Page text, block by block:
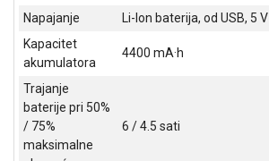
Napajanje
Li-Ion baterija, od USB, 5 V
Kapacitet
akumulatora
4400 mA·h
Trajanje
baterije pri 50%
/ 75%
maksimalne
6 / 4.5 sati